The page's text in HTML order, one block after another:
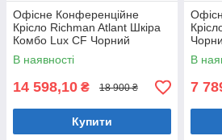
Офісне Конференційне
Крісло Richman Atlant Шкіра
Комбо Lux CF Чорний
В наявності
14 598,10 ₴ 18 900 ₴
Купити
В
7